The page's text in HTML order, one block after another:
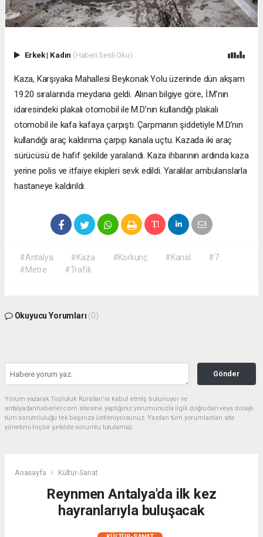
Erkek| Kadın (Haberi Sesli Oku)
Kaza, Karşıyaka Mahallesi Beykonak Yolu üzerinde dün akşam
19.20 sıralarında meydana geldi. Alınan bilgiye göre, İ.M’nın
idaresindeki plakalı otomobil ile M.D’nın kullandığı plakalı
otomobil ile kafa kafaya çarpıştı. Çarpmanın şiddetiyle M.D’nın
kullandığı araç kaldırıma çarpıp kanala uçtu. Kazada iki araç
sürücüsü de hafif şekilde yaralandı. Kaza ihbarının ardında kaza
yerine polis ve itfaiye ekipleri sevk edildi. Yaralılar ambulanslarla
hastaneye kaldırıldı.
#Antalya #Kaza #Korkunç #Kanal
#7
#Metre
#Trafik
Okuyucu Yorumları (0)
Gönder
Yorum yazarak Topluluk Kuralları’nı kabul etmiş bulunuyor ve
antalyadanhaberler.com sitesine yaptığınız yorumunuzla ilgili doğrudan veya dolaylı
tüm sorumluluğu tek başınıza üstleniyorsunuz. Yazılan tüm yorumlardan site
yönetimi hiçbir şekilde sorumlu tutulamaz.
Anasayfa Kültür-Sanat
Reynmen Antalya'da ilk kez
hayranlarıyla buluşacak